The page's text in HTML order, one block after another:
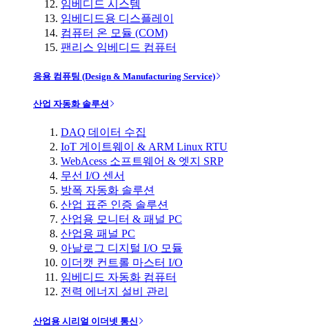
임베디드 시스템
임베디드용 디스플레이
컴퓨터 온 모듈 (COM)
팬리스 임베디드 컴퓨터
응용 컴퓨팅 (Design & Manufacturing Service)
산업 자동화 솔루션
DAQ 데이터 수집
IoT 게이트웨이 & ARM Linux RTU
WebAcess 소프트웨어 & 엣지 SRP
무선 I/O 센서
방폭 자동화 솔루션
산업 표준 인증 솔루션
산업용 모니터 & 패널 PC
산업용 패널 PC
아날로그 디지털 I/O 모듈
이더캣 컨트롤 마스터 I/O
임베디드 자동화 컴퓨터
전력 에너지 설비 관리
산업용 시리얼 이더넷 통신